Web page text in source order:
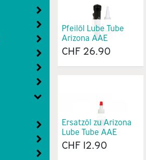
Pfeilöl Lube Tube
Arizona AAE
CHF 26.90
Ersatzöl zu Arizona
Lube Tube AAE
CHF 12.90